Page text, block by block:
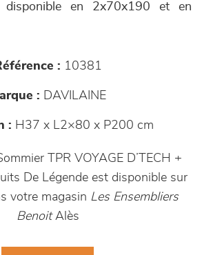
disponible en 2x70x190 et en
: 10381
: DAVILAINE
: H37 x L2×80 x P200 cm
TPR VOYAGE D’TECH +
De Légende est disponible sur
votre magasin Les Ensembliers
BenoitAlès